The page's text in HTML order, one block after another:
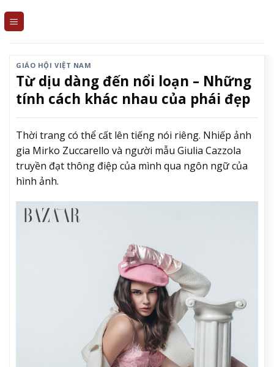
GIÁO HỘI VIỆT NAM
Từ dịu dàng đến nổi loạn – Những
tính cách khác nhau của phái đẹp
Thời trang có thể cất lên tiếng nói riêng. Nhiếp ảnh
gia Mirko Zuccarello và người mẫu Giulia Cazzola
truyền đạt thông điệp của mình qua ngôn ngữ của
hình ảnh.